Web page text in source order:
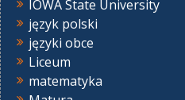
IOWA State University
język polski
języki obce
Liceum
matematyka